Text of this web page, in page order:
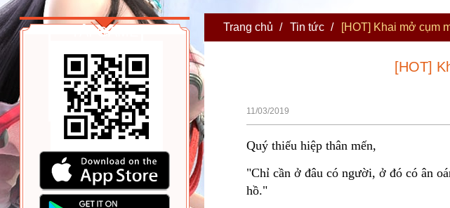
TẢI GAME Trang chủ / Tin tức / [HOT] Khai mở cụm
[HOT]
11/03/2019
Quý thiếu hiệp thân mến,
"Chỉ cần ở đâu có người, ở đó có ân
hồ."